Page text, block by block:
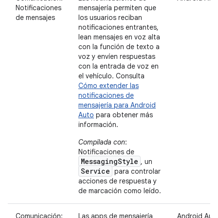
Notificaciones
de mensajes
mensajería permiten que
los usuarios reciban
notificaciones entrantes,
lean mensajes en voz alta
con la función de texto a
voz y envíen respuestas
con la entrada de voz en
el vehículo. Consulta
Cómo extender las
notificaciones de
mensajería para Android
Auto para obtener más
información.
Compilada con:
Notificaciones de
MessagingStyle , un
Service para controlar
acciones de respuesta y
de marcación como leído.
Comunicación: Las apps de mensajería Android